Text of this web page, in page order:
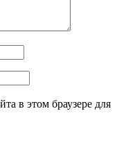
в этом браузере для